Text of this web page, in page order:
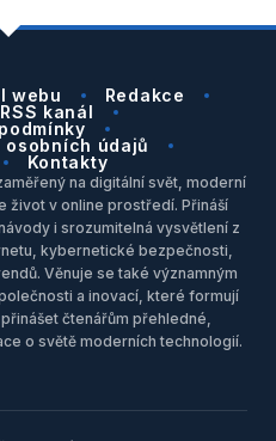
webu
Redakce
RSS kanál
osobních údajů
Kontakty
na digitální svět, moderní
život v online prostředí. Přináší
i srozumitelná vysvětlení z
kybernetické bezpečnosti,
Věnuje se také významným
a inovací, které formují
čtenářům přehledné,
o světě moderních technologií.